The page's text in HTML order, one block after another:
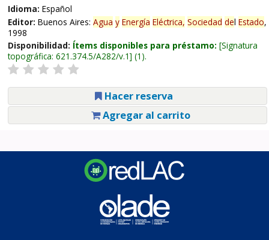
Idioma: Español
Editor: Buenos Aires: Agua y Energía Eléctrica, Sociedad del Estado,
1998
Disponibilidad: Ítems disponibles para préstamo: Signatura
topográfica: 621.374.5/A282/v.1 (1).
Hacer reserva
Agregar al carrito